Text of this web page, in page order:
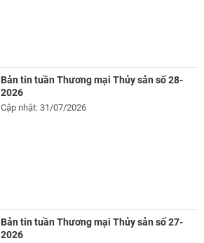
Bản tin tuần Thương mại Thủy sản số 28-
2026
Cập nhật: 31/07/2026
Bản tin tuần Thương mại Thủy sản số 27-
2026